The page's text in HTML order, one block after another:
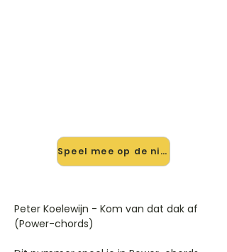
Speel mee op de nieuwe site →
Peter Koelewijn - Kom van dat dak af
(Power-chords)